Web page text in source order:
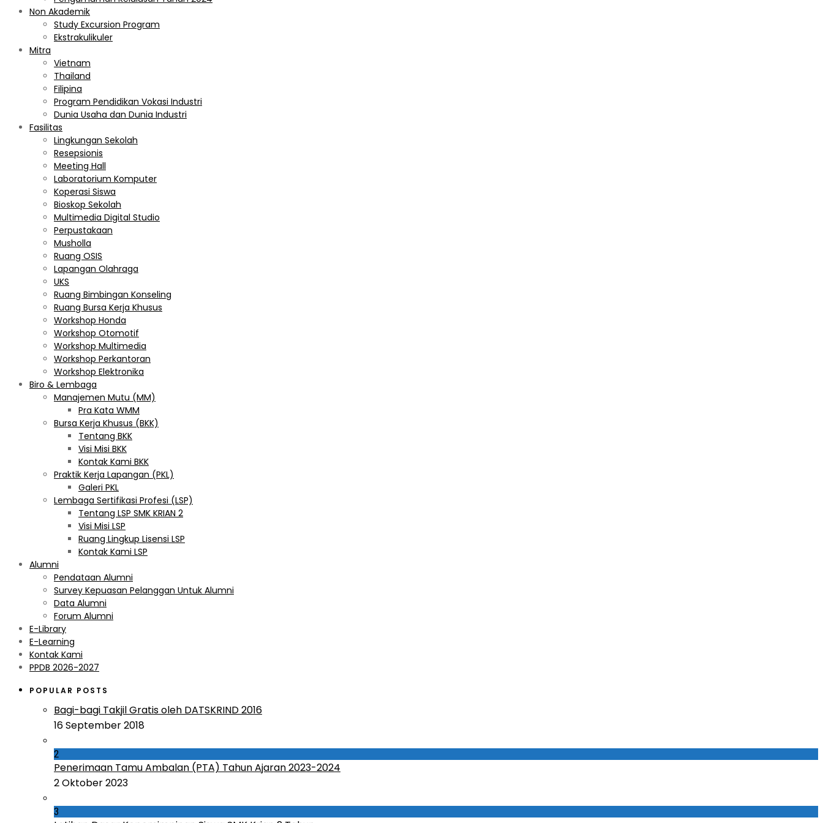
Non Akademik
Study Excursion Program
Ekstrakulikuler
Mitra
Vietnam
Thailand
Filipina
Program Pendidikan Vokasi Industri
Dunia Usaha dan Dunia Industri
Fasilitas
Lingkungan Sekolah
Resepsionis
Meeting Hall
Laboratorium Komputer
Koperasi Siswa
Bioskop Sekolah
Multimedia Digital Studio
Perpustakaan
Musholla
Ruang OSIS
Lapangan Olahraga
UKS
Ruang Bimbingan Konseling
Ruang Bursa Kerja Khusus
Workshop Honda
Workshop Otomotif
Workshop Multimedia
Workshop Perkantoran
Workshop Elektronika
Biro & Lembaga
Manajemen Mutu (MM)
Pra Kata WMM
Bursa Kerja Khusus (BKK)
Tentang BKK
Visi Misi BKK
Kontak Kami BKK
Praktik Kerja Lapangan (PKL)
Galeri PKL
Lembaga Sertifikasi Profesi (LSP)
Tentang LSP SMK KRIAN 2
Visi Misi LSP
Ruang Lingkup Lisensi LSP
Kontak Kami LSP
Alumni
Pendataan Alumni
Survey Kepuasan Pelanggan Untuk Alumni
Data Alumni
Forum Alumni
E-Library
E-Learning
Kontak Kami
PPDB 2026-2027
POPULAR POSTS
Bagi-bagi Takjil Gratis oleh DATSKRIND 2016
16 September 2018
2
Penerimaan Tamu Ambalan (PTA) Tahun Ajaran 2023-2024
2 Oktober 2023
3